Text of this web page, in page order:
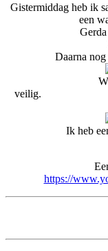
Gistermiddag heb ik
een
Daarna
Wel in de
veilig.
Ik heb
O ik moet
https://